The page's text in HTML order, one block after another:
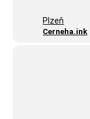
Plzeň
Cerneha.ink